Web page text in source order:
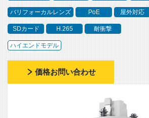
バリフォーカルレンズ PoE 屋外対応
SDカード H.265 耐衝撃
ハイエンドモデル
価格お問い合わせ